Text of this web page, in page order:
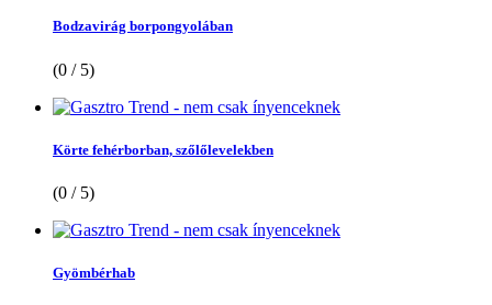
Bodzavirág borpongyolában
(0 / 5)
Körte fehérborban, szőlőlevelekben
(0 / 5)
Gyömbérhab